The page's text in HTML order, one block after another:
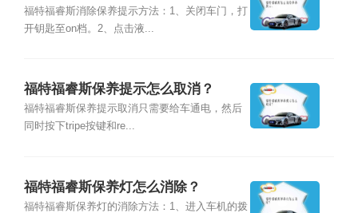
福特福睿斯消除保养提示方法：1、关闭车门，打
开钥匙至on档。2、点击液...
福特福睿斯保养提示怎么取消？
福特福睿斯保养提示取消只需要给车通电，然后
同时按下tripe按键和re...
福特福睿斯保养灯怎么消除？
福特福睿斯保养灯的消除方法：1、进入车机的拨